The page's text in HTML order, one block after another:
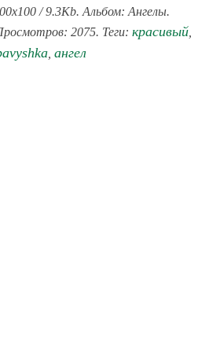
/ 9.3Kb. Альбом: Ангелы.
2075. Теги: красивый,
, ангел